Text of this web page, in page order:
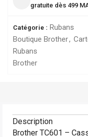
gratuite dès 499
Catégorie : Rubans
Boutique Brother,
Rubans
Brother
Description
Brother TC601 –